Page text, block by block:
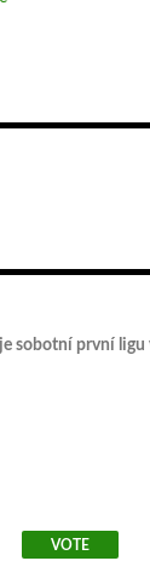
sobotní první ligu